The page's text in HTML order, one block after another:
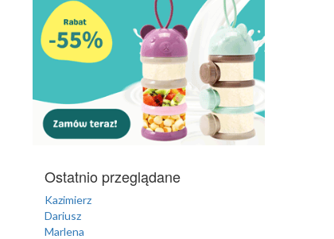
Ostatnio przeglądane
Kazimierz
Dariusz
Marlena